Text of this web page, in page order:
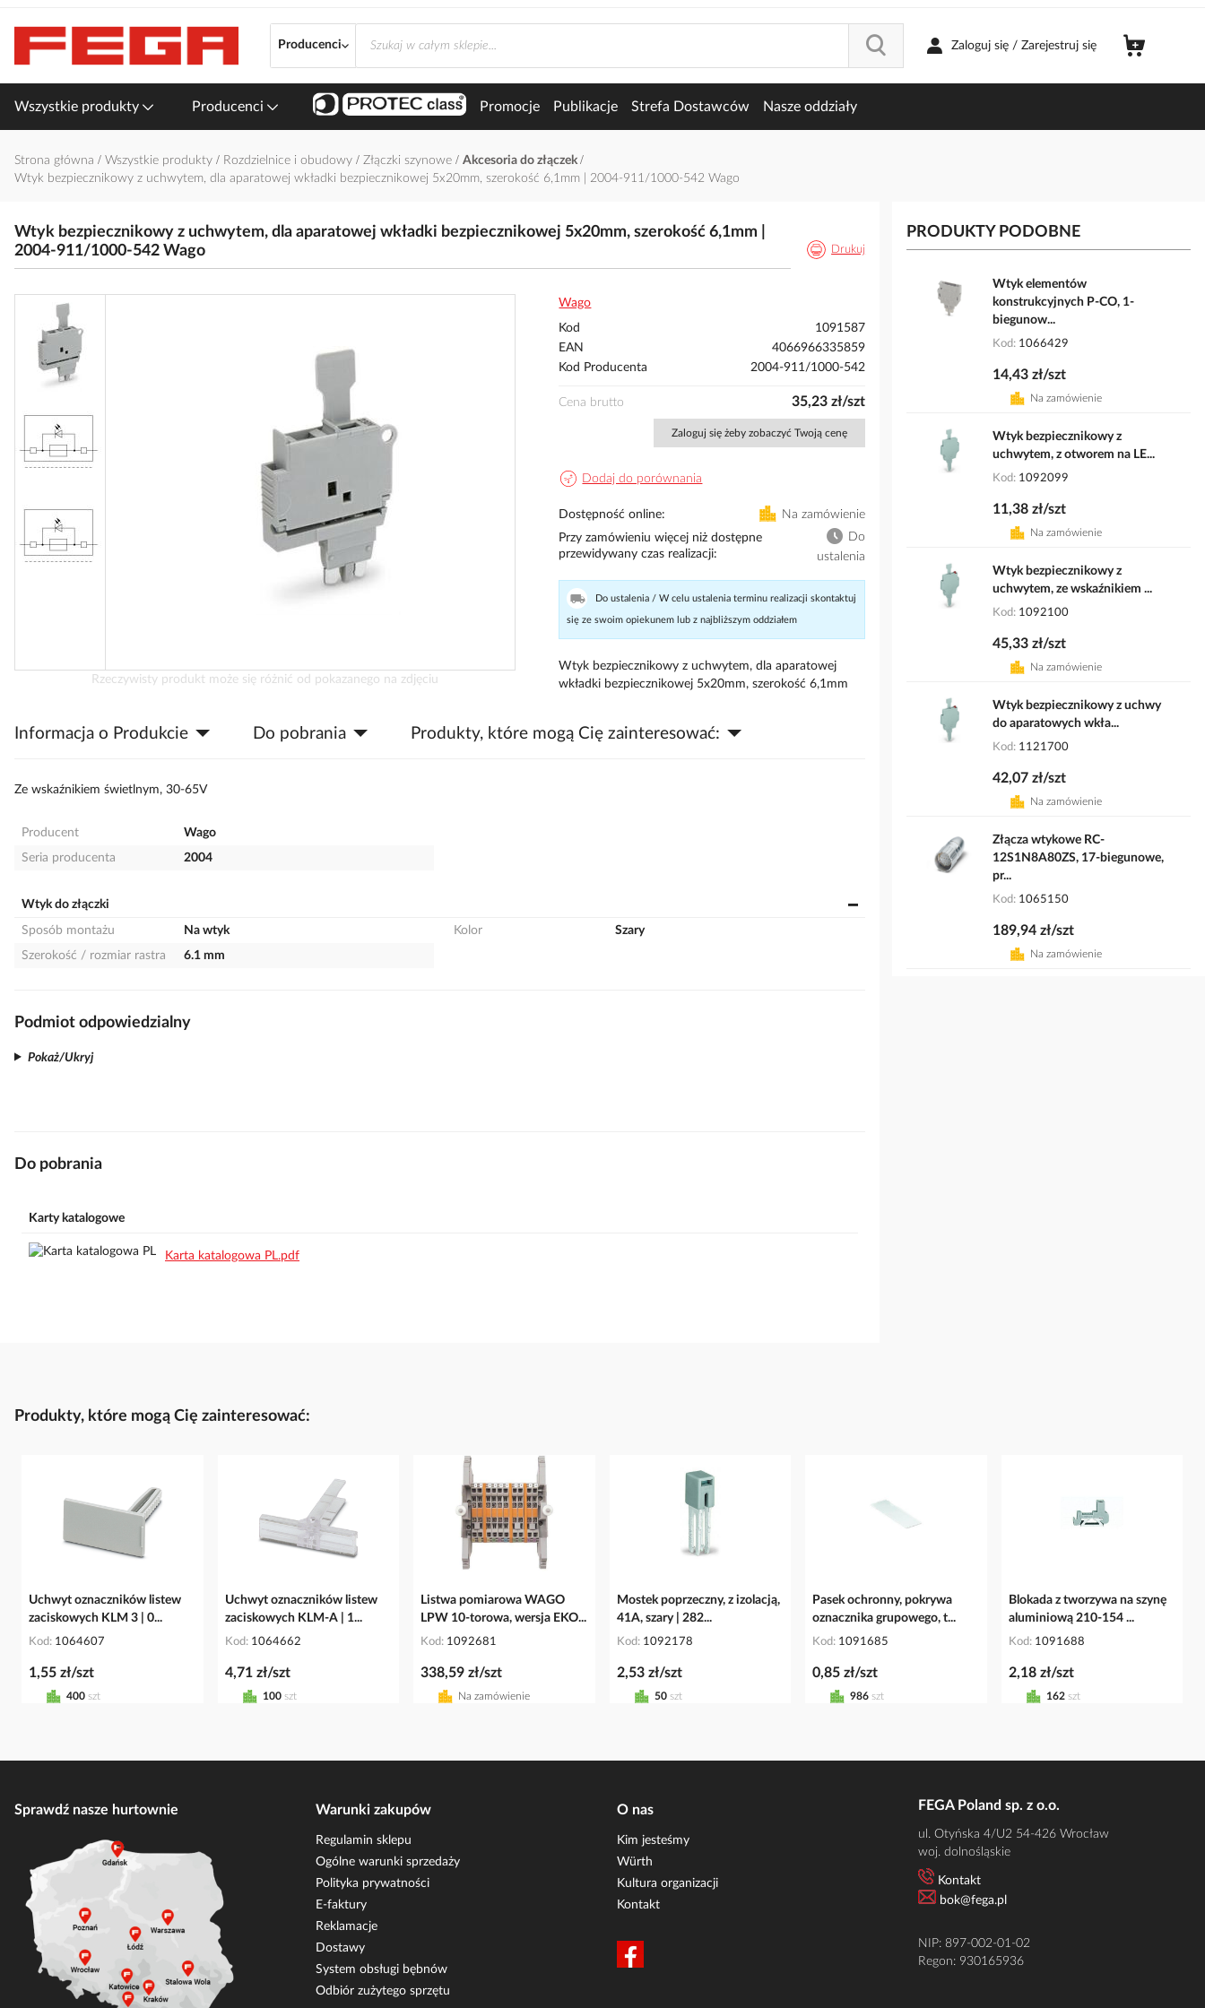
treści
Producenci Zaloguj się / Zarejestruj się
Wszystkie produkty Producenci Promocje Publikacje Strefa Dostawców Nasze oddziały
Strona główna Wszystkie produkty Rozdzielnice i obudowy Złączki szynowe
Akcesoria do złączek
Wtyk bezpiecznikowy z uchwytem, dla aparatowej wkładki bezpiecznikowej 5x20mm, szerokość 6,1mm | 2004-911/1000-542 Wago
Wtyk bezpiecznikowy z uchwytem, dla aparatowej wkładki bezpiecznikowej 5x20mm, szerokość 6,1mm |
2004-911/1000-542 Wago
Drukuj
koniec
galerii
galerii
Rzeczywisty produkt może się różnić od pokazanego na zdjęciu
Wago
Kod
1091587
EAN
4066966335859
Kod Producenta
2004-911/1000-542
Cena brutto 35,23 zł/szt
Zaloguj się żeby zobaczyć Twoją cenę
Dodaj do porównania
Dostępność online
Na zamówienie
Przy zamówieniu więcej niż dostępne
przewidywany czas realizacji
Do
ustalenia
Do ustalenia / W celu ustalenia terminu realizacji skontaktuj
się ze swoim opiekunem lub z najbliższym oddziałem
Wtyk bezpiecznikowy z uchwytem, dla aparatowej
wkładki bezpiecznikowej 5x20mm, szerokość 6,1mm
Informacja o Produkcie Do pobrania Produkty, które mogą Cię zainteresować:
Ze wskaźnikiem świetlnym, 30-65V
Producent
Wago
Seria producenta
2004
Wtyk do złączki
Sposób montażu
Na wtyk
Szerokość / rozmiar rastra
6.1 mm
Kolor Szary
Podmiot odpowiedzialny
Pokaż/Ukryj
Do pobrania
Karty katalogowe
Karta katalogowa PL.pdf
PRODUKTY PODOBNE
Wtyk elementów
konstrukcyjnych P-CO, 1-
biegunow...
Kod 1066429
14,43 zł/szt
Na zamówienie
Wtyk bezpiecznikowy z
uchwytem, z otworem na LE...
Kod 1092099
11,38 zł/szt
Na zamówienie
Wtyk bezpiecznikowy z
uchwytem, ze wskaźnikiem ...
Kod 1092100
45,33 zł/szt
Na zamówienie
Wtyk bezpiecznikowy z uchwy
do aparatowych wkła...
Kod 1121700
42,07 zł/szt
Na zamówienie
Złącza wtykowe RC-
12S1N8A80ZS, 17-biegunowe,
pr...
Kod 1065150
189,94 zł/szt
Na zamówienie
Produkty, które mogą Cię zainteresować:
Uchwyt oznaczników listew
zaciskowych KLM 3 | 0...
Kod 1064607
1,55 zł/szt
400 szt
Uchwyt oznaczników listew
zaciskowych KLM-A | 1...
Kod 1064662
4,71 zł/szt
100 szt
Listwa pomiarowa WAGO
LPW 10-torowa, wersja EKO...
Kod 1092681
338,59 zł/szt
Na zamówienie
Mostek poprzeczny, z izolacją,
41A, szary | 282...
Kod 1092178
2,53 zł/szt
50 szt
Pasek ochronny, pokrywa
oznacznika grupowego, t...
Kod 1091685
0,85 zł/szt
986 szt
Blokada z tworzywa na szynę
aluminiową 210-154 ...
Kod 1091688
2,18 zł/szt
162 szt
Sprawdź nasze hurtownie Warunki zakupów
Regulamin sklepu
Ogólne warunki sprzedaży
Polityka prywatności
E-faktury
Reklamacje
Dostawy
System obsługi bębnów
Odbiór zużytego sprzętu
O nas
Kim jesteśmy
Würth
Kultura organizacji
Kontakt
FEGA Poland sp. z o.o.
ul. Otyńska 4/U2 54-426 Wrocław
woj. dolnośląskie
Kontakt
bok@fega.pl
NIP: 897-002-01-02
Regon: 930165936